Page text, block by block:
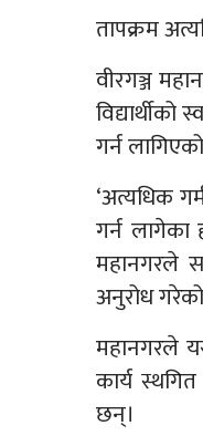
तापक्रम
वीरगञ्ज
गर्न
‘अत्यधिक
गर्न लागेका
महानगरले
अनुरोध
महानगरले
कार्य
छन्।